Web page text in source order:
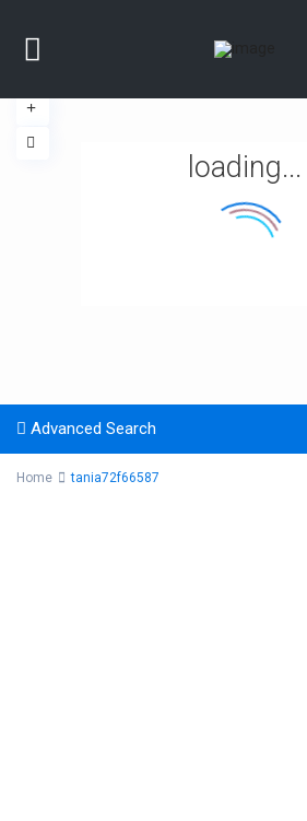
loading...
Advanced Search
Home tania72f66587